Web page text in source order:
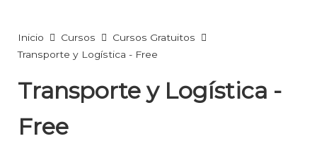
Inicio Cursos
Cursos Gratuitos
Transporte y Logística - Free
Transporte y Logística -
Free